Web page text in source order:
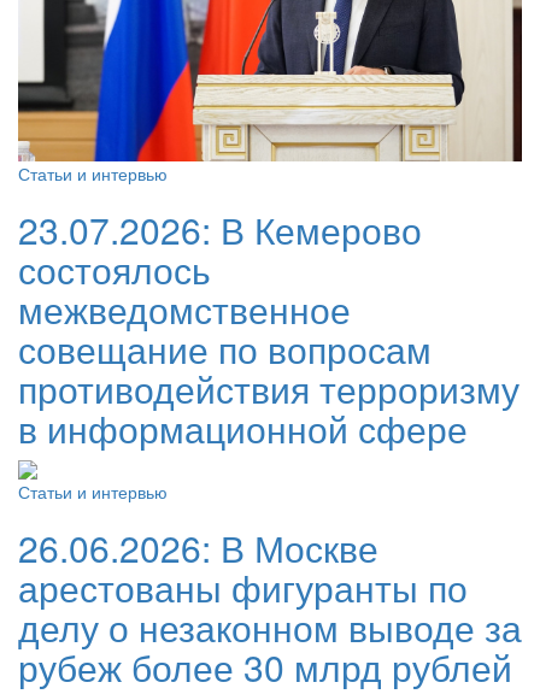
Статьи и интервью
23.07.2026: В Кемерово
состоялось
межведомственное
совещание по вопросам
противодействия терроризму
в информационной сфере
Статьи и интервью
26.06.2026: В Москве
арестованы фигуранты по
делу о незаконном выводе за
рубеж более 30 млрд рублей